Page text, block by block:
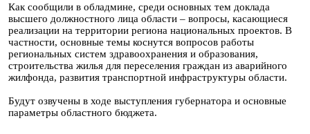
Как сообщили в обладмине, среди основных тем доклада
высшего должностного лица области – вопросы, касающиеся
реализации на территории региона национальных проектов. В
частности, основные темы коснутся вопросов работы
региональных систем здравоохранения и образования,
строительства жилья для переселения граждан из аварийного
жилфонда, развития транспортной инфраструктуры области.
Будут озвучены в ходе выступления губернатора и основные
параметры областного бюджета.